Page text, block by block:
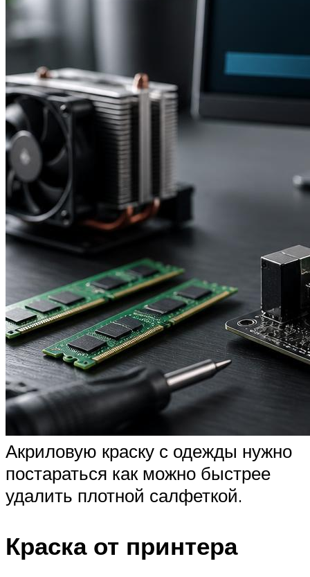
Акриловую краску с одежды нужно
постараться как можно быстрее
удалить плотной салфеткой.
Краска от принтера